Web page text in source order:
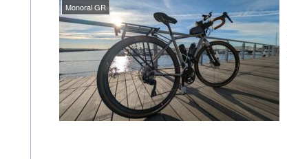
Monoral GR